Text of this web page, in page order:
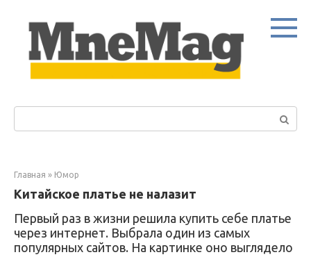
контенту
Главная » Юмор
Китайское платье не налазит
Первый раз в жизни решила купить себе платье
через интернет. Выбрала один из самых
популярных сайтов. На картинке оно выглядело